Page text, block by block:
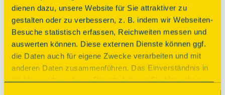
dienen dazu, unsere Website für Sie attraktiver zu
gestalten oder zu verbessern, z. B. indem wir Webseiten-
Besuche statistisch erfassen, Reichweiten messen und
auswerten können. Diese externen Dienste können ggf.
die Daten auch für eigene Zwecke verarbeiten und mit
anderen Daten zusammenführen. Das Einverständnis in
die Verwendung dieser Dienste können Sie hier geben.